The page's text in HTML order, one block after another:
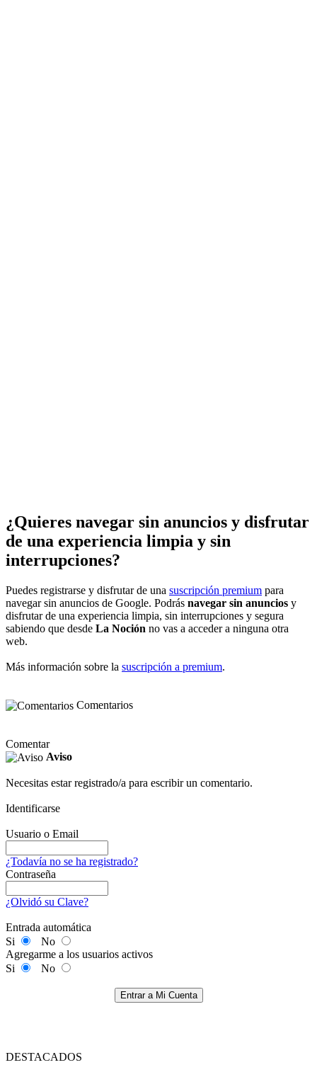
¿Quieres navegar sin anuncios y disfrutar
de una experiencia limpia y sin
interrupciones?
Puedes registrarse y disfrutar de una suscripción premium para
navegar sin anuncios de Google. Podrás navegar sin anuncios y
disfrutar de una experiencia limpia, sin interrupciones y segura
sabiendo que desde La Noción no vas a acceder a ninguna otra
web.
Más información sobre la suscripción a premium.
Comentarios
Comentar
Aviso
Necesitas estar registrado/a para escribir un comentario.
Identificarse
Usuario o Email
¿Todavía no se ha registrado?
Contraseña
¿Olvidó su Clave?
Entrada automática
Si
No
Agregarme a los usuarios activos
Si
No
Entrar a Mi Cuenta
DESTACADOS